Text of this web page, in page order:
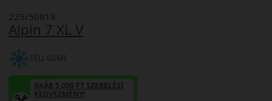
Alpin 7 XL V
225/50R18
TÉLI GUMI
AKÁR 5.000 FT SZERELÉSI
KEDVEZMÉNY!